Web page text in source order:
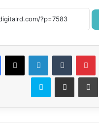
Facebook
X LinkedInTumblr
Skype Compartir por correo